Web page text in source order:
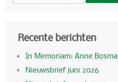
Recente berichten
In Memoriam: Anne Bosma
Nieuwsbrief juni 2026